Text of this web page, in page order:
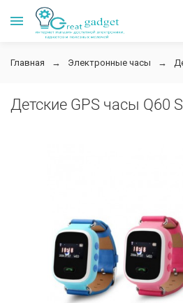
Главная Электронные часы
Детские GPS часы Q60